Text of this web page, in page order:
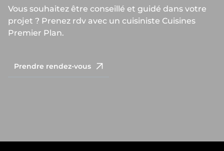
Vous souhaitez être conseillé et guidé dans votre
projet ? Prenez rdv avec un cuisiniste Cuisines
Premier Plan.
Prendre rendez-vous